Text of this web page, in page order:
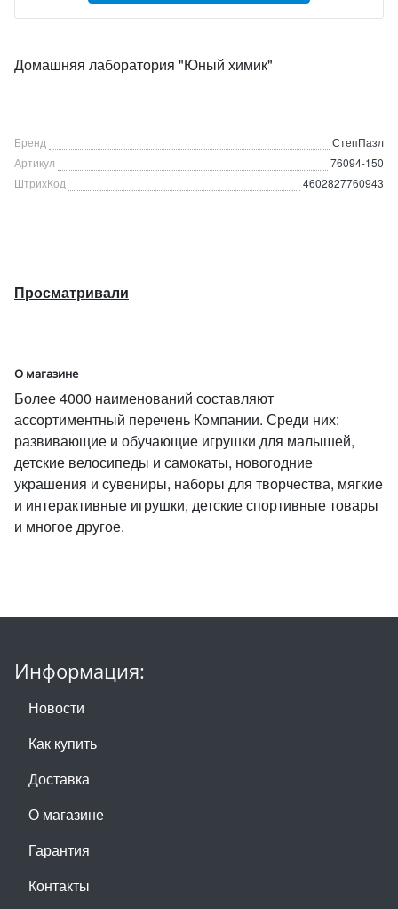
Домашняя лаборатория "Юный химик"
Бренд
СтепПазл
Артикул
76094-150
ШтрихКод
4602827760943
Просматривали
О магазине
Более 4000 наименований составляют
ассортиментный перечень Компании. Среди них:
развивающие и обучающие игрушки для малышей,
детские велосипеды и самокаты, новогодние
украшения и сувениры, наборы для творчества, мягкие
и интерактивные игрушки, детские спортивные товары
и многое другое.
Информация:
Новости
Как купить
Доставка
О магазине
Гарантия
Контакты